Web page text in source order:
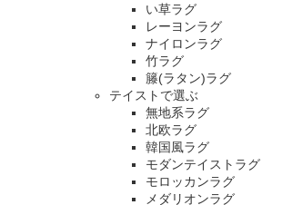
い草ラグ
レーヨンラグ
ナイロンラグ
竹ラグ
籐(ラタン)ラグ
テイストで選ぶ
無地系ラグ
北欧ラグ
韓国風ラグ
モダンテイストラグ
モロッカンラグ
メダリオンラグ